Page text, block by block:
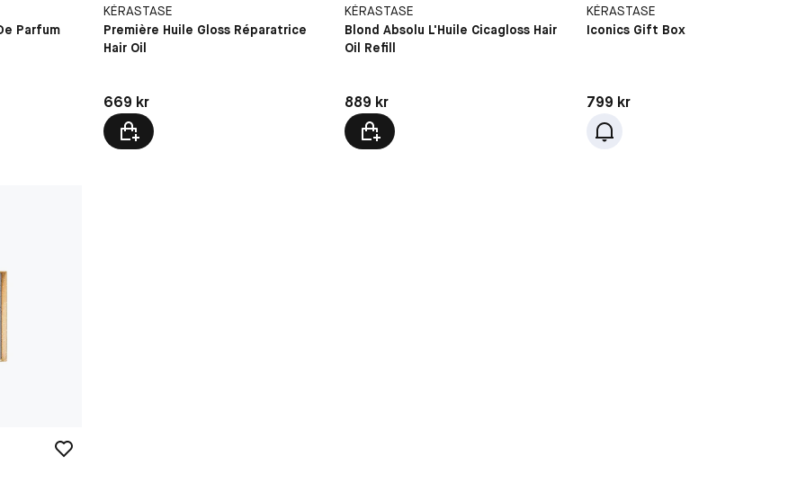
Parfum
KÉRASTASE
Première Huile Gloss Réparatrice
Hair Oil
Pris: 669 kr
669 kr
KÉRASTASE
Blond Absolu L'Huile Cicagloss Hair
Oil Refill
Pris: 889 kr
889 kr
KÉRASTASE
Iconics Gift Box
Pris: 799 kr
799 kr